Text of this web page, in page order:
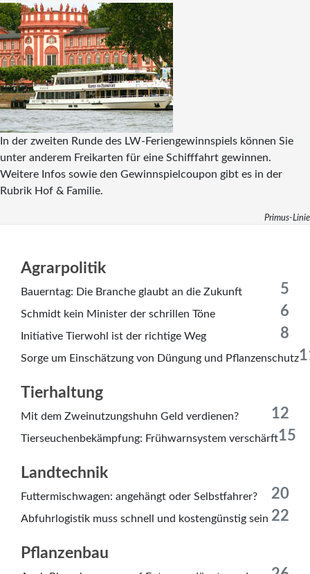
In der zweiten Runde des LW-Feriengewinnspiels können Sie
unter anderem Freikarten für eine Schifffahrt gewinnen.
Weitere Infos sowie den Gewinnspielcoupon gibt es in der
Rubrik Hof & Familie.
Primus-Linie
Agrarpolitik
Bauerntag: Die Branche glaubt an die Zukunft 5
Schmidt kein Minister der schrillen Töne 6
Initiative Tierwohl ist der richtige Weg 8
Sorge um Einschätzung von Düngung und Pflanzenschutz
Tierhaltung
Mit dem Zweinutzungshuhn Geld verdienen? 12
Tierseuchenbekämpfung: Frühwarnsystem verschärft15
Landtechnik
Futtermischwagen: angehängt oder Selbstfahrer? 20
Abfuhrlogistik muss schnell und kostengünstig sein 22
Pflanzenbau